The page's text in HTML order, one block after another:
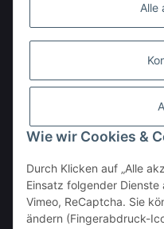
Alle
Wie wir Cookies &
Durch Klicken auf „Alle
Einsatz folgender Dienste
Vimeo, ReCaptcha. Sie
ändern (Fingerabdruck-
BESTELLHOTLINE:
(0 23 03) 983 77 27